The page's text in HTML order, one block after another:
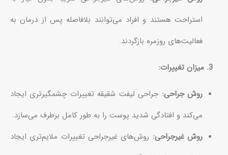
استراحت هستند و افراد می‌توانند بلافاصله پس از درمان به
فعالیت‌های روزمره بازگردند.
3. میزان تغییرات:
روش جراحی: جراحی لیفت شقیقه تغییرات چشمگیرتری ایجاد
می‌کند و افتادگی شدید پوست را به طور کامل برطرف می‌سازد.
روش غیرجراحی: روش‌های غیرجراحی تغییرات ملایم‌تری ایجاد